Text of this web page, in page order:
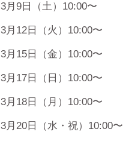
3月9日（土）10:00〜
3月12日（火）10:00〜
3月15日（金）10:00〜
3月17日（日）10:00〜
3月18日（月）10:00〜
3月20日（水・祝）10:00〜